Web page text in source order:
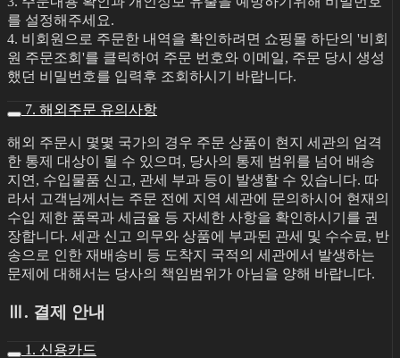
를 설정해주세요.
4. 비회원으로 주문한 내역을 확인하려면 쇼핑몰 하단의 '비회
원 주문조회'를 클릭하여 주문 번호와 이메일, 주문 당시 생성
했던 비밀번호를 입력후 조회하시기 바랍니다.
7. 해외주문 유의사항
해외 주문시 몇몇 국가의 경우 주문 상품이 현지 세관의 엄격
한 통제 대상이 될 수 있으며, 당사의 통제 범위를 넘어 배송
지연, 수입물품 신고, 관세 부과 등이 발생할 수 있습니다. 따
라서 고객님께서는 주문 전에 지역 세관에 문의하시어 현재의
수입 제한 품목과 세금율 등 자세한 사항을 확인하시기를 권
장합니다. 세관 신고 의무와 상품에 부과된 관세 및 수수료, 반
송으로 인한 재배송비 등 도착지 국적의 세관에서 발생하는
문제에 대해서는 당사의 책임범위가 아님을 양해 바랍니다.
Ⅲ. 결제 안내
1. 신용카드